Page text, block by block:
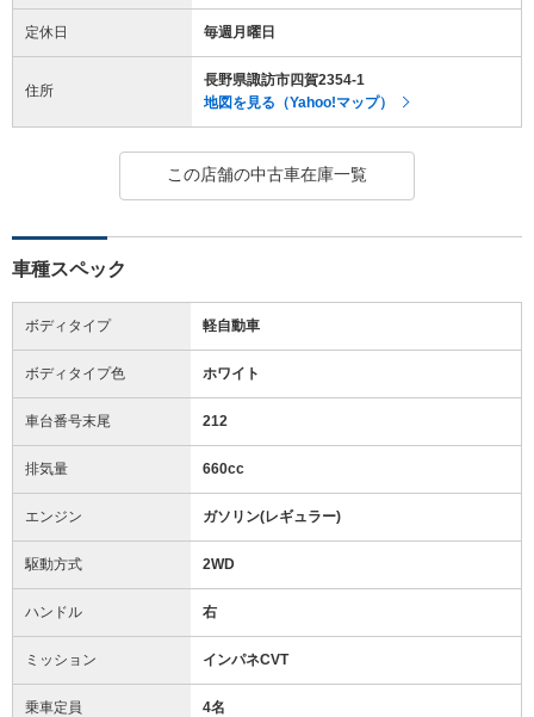
定休日 毎週月曜日
住所
長野県諏訪市四賀2354-1
地図を見る（Yahoo!マップ）
この店舗の中古車在庫一覧
車種スペック
ボディタイプ 軽自動車
ボディタイプ色 ホワイト
車台番号末尾 212
排気量 660cc
エンジン ガソリン(レギュラー)
駆動方式 2WD
ハンドル 右
ミッション インパネCVT
乗車定員 4名